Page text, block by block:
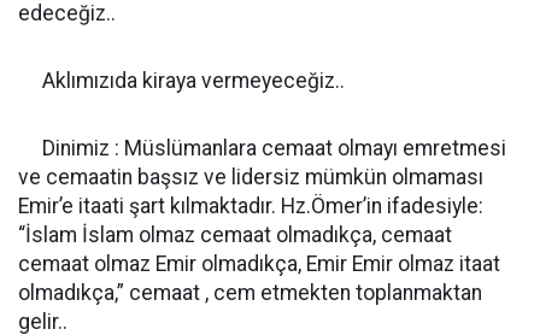
edeceğiz..
Aklımızıda kiraya vermeyeceğiz..
Dinimiz : Müslümanlara cemaat olmayı emretmesi
ve cemaatin başsız ve lidersiz mümkün olmaması
Emir’e itaati şart kılmaktadır. Hz.Ömer’in ifadesiyle:
“İslam İslam olmaz cemaat olmadıkça, cemaat
cemaat olmaz Emir olmadıkça, Emir Emir olmaz itaat
olmadıkça,” cemaat , cem etmekten toplanmaktan
gelir..